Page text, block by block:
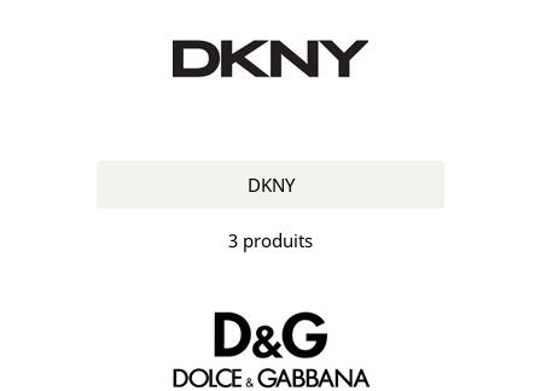
DKNY
3 produits